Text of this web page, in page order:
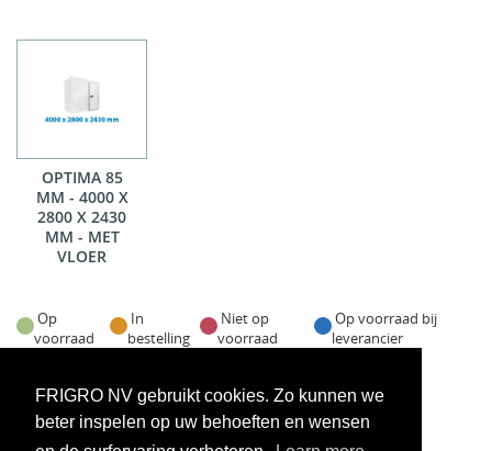
FRIGRO NV gebruikt cookies. Zo kunnen we
beter inspelen op uw behoeften en wensen
OPTIMA 85
MM - 4000 X
2800 X 2430
MM - MET
VLOER
Op
voorraad
In
bestelling
Niet op
voorraad
Op voorraad bij
leverancier